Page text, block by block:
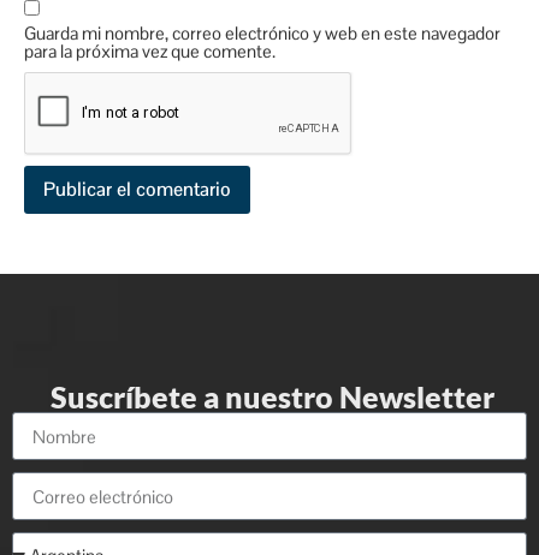
Guarda mi nombre, correo electrónico y web en este navegador
para la próxima vez que comente.
Suscríbete a nuestro Newsletter